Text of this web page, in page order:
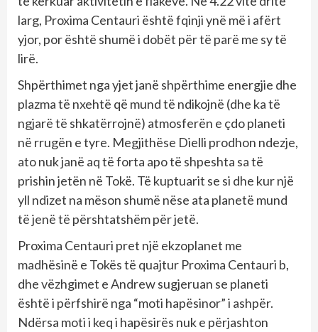
larg, Proxima Centauri është fqinji ynë më i afërt
yjor, por është shumë i dobët për të parë me sy të
lirë.
Shpërthimet nga yjet janë shpërthime energjie dhe
plazma të nxehtë që mund të ndikojnë (dhe ka të
ngjarë të shkatërrojnë) atmosferën e çdo planeti
në rrugën e tyre. Megjithëse Dielli prodhon ndezje,
ato nuk janë aq të forta apo të shpeshta sa të
prishin jetën në Tokë. Të kuptuarit se si dhe kur një
yll ndizet na mëson shumë nëse ata planetë mund
të jenë të përshtatshëm për jetë.
Proxima Centauri pret një ekzoplanet me
madhësinë e Tokës të quajtur Proxima Centauri b,
dhe vëzhgimet e Andrew sugjeruan se planeti
është i përfshirë nga “moti hapësinor” i ashpër.
Ndërsa moti i keq i hapësirës nuk e përjashton